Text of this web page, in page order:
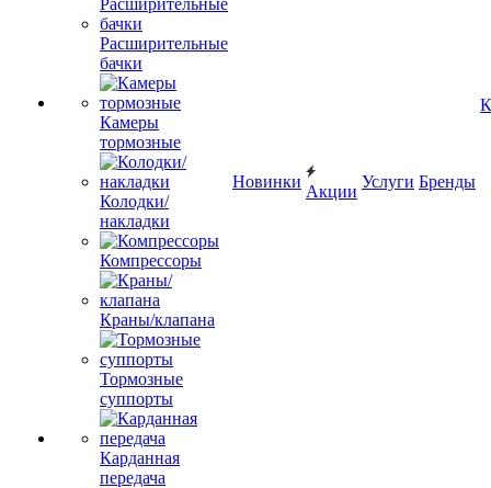
Расширительные
бачки
Камеры
тормозные
Колодки/
накладки
Компрессоры
Краны/клапана
Тормозные
суппорты
Карданная
передача
Новинки
Акции
Услуги Бренды